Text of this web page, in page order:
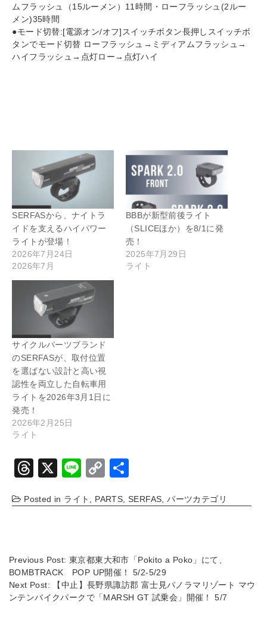
ムフラッシュ（15ルーメン）11時間・ローフラッシュ(2ルー
メン)35時間
●モード切替:[電源オン/オフ]スイッチボタン長押しスイッチボ
タンでモード切替 ローフラッシュ→ミディアムフラッシュ→
ハイフラッシュ→点灯ロー→点灯ハイ
SERFASから、ナイトラ
イドを支えるハイパワー
ライトが登場！
2026年7月24日
2026年7月
BBBが新型前後ライト
（SLICEほか）を8/1に発
売！
2025年7月29日
ライト
サイクルパーツブランド
のSERFASが、取付位置
を選ばない設計と高い視
認性を両立した自転車用
ライトを2026年3月1日に
発売！
2026年2月25日
ライト
T
e
s
X
Li
e
C
p
n
k
Posted in ライト PARTS ,SERFAS ,パーツカテゴリ
Previous Post:東京都東大和市「Pokito a Poko」にて、
BOMBTRACK POP UP開催！ 5/2-5/29
Next Post:
【中止】長野県諏訪郡 富士見パノラマリゾート マウ
ンテンバイクパークで「MARSH GT 試乗会」開催！ 5/7